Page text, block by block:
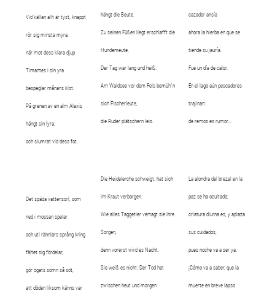
Vid källan allt är tyst, knappt
rör sig minsta myra,
när mot dess klara djup
Timantes i sin yra
bespeglar månans klot.
På grenen av en alm Alexis
hängt sin lyra,
och slumrat vid dess fot.
Det späda vattensorl, som
ned i mossan spelar
och uti rännlars språng kring
fältet sig fördelar,
gör ögats sömn så söt,
att döden liksom känns var
hängt die Beute.
Zu seinen Füßen liegt erschlafft die
Hundemeute.
Der Tag war lang und heiß.
Am Waldsee vor dem Fels bemüh´n
sich Fischerleute,
die Ruder plätschern leis.
Die Heidelerche schweigt, hat sich
im Kraut verborgen.
Wie alles Taggetier vertagt sie ihre
Sorgen,
denn vorerst wird es Nacht.
Sie weiß es nicht: Der Tod hat
zwischen heut und morgen
cazador ansía
ahora la hierba en que se
tiende su jauría.
Fue un día de calor.
En el lago aún pescadores
trajinan:
de remos es rumor…
La alondra del brezal en la
paz se ha ocultado;
criatura diurna es, y aplaza
sus cuidados,
pues noche va a ser ya.
¡Cómo va a saber, que la
muerte en breve lapso